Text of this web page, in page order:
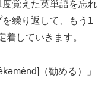
覚えた英単語を忘れ
繰り返して、もう1
着していきます。
（勧める）」